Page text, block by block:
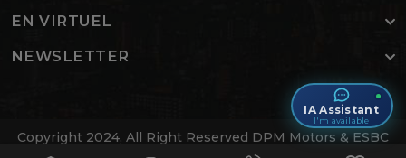
EN VIRTUEL
NEWSLETTER
Copyright 2024, All Right Reserved DPM Motors & ESBC
IA Assistant
I'm available